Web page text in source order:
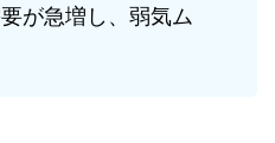
が急増し、弱気ム